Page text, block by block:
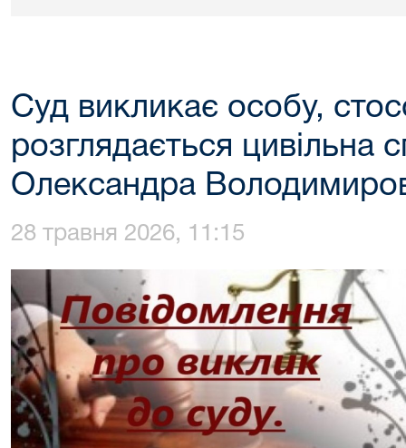
Суд викликає особу,
розглядається цивільна
Олександра
28 травня 2026, 11:15